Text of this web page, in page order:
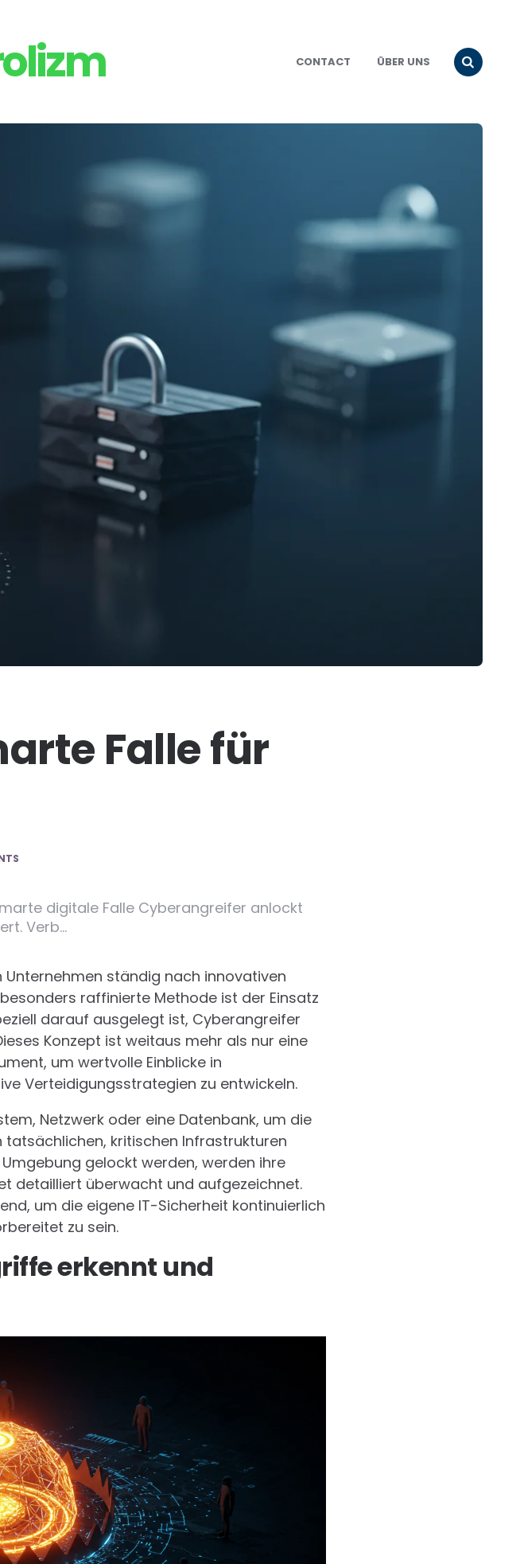
CONTACT ÜBER UNS
Falle für
digitale Falle Cyberangreifer anlockt
Verb…
ständig nach innovativen
raffinierte Methode ist der Einsatz
darauf ausgelegt ist, Cyberangreifer
Konzept ist weitaus mehr als nur eine
um wertvolle Einblicke in
Verteidigungsstrategien zu entwickeln.
Netzwerk oder eine Datenbank, um die
kritischen Infrastrukturen
gelockt werden, werden ihre
detailliert überwacht und aufgezeichnet.
um die eigene IT-Sicherheit kontinuierlich
zu sein.
erkennt und